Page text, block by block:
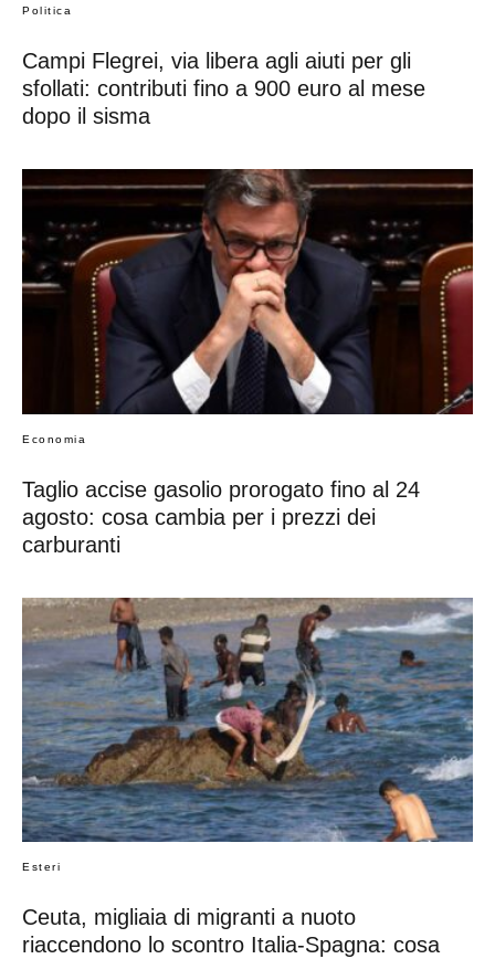
Politica
Campi Flegrei, via libera agli aiuti per gli
sfollati: contributi fino a 900 euro al mese
dopo il sisma
Economia
Taglio accise gasolio prorogato fino al 24
agosto: cosa cambia per i prezzi dei
carburanti
Esteri
Ceuta, migliaia di migranti a nuoto
riaccendono lo scontro Italia-Spagna: cosa